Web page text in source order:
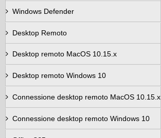
Windows Defender
Desktop Remoto
Desktop remoto MacOS 10.15.x
Desktop remoto Windows 10
Connessione desktop remoto MacOS 10.15.x
Connessione desktop remoto Windows 10